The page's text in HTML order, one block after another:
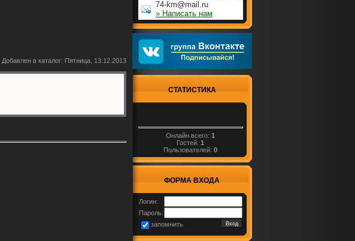
Добавлен в каталог: Пятница, 13.12.2013
74-km@mail.ru
» Написать нам
СТАТИСТИКА
Онлайн всего: 1
Гостей: 1
Пользователей: 0
ФОРМА ВХОДА
Логин:
Пароль:
запомнить